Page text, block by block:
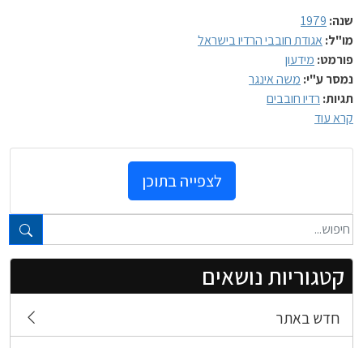
טקסט חופשי...
קטגוריות נושאים
חדש באתר
שנה: 1979
מו"ל: אגודת חובבי הרדיו בישראל
פורמט: מידעון
נמסר ע"י: משה אינגר
תגיות: רדיו חובבים
קרא עוד
לצפייה בתוכן